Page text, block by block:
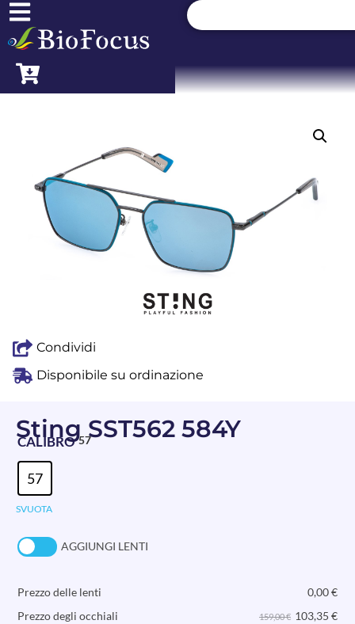
Condividi
Disponibile su ordinazione
Sting SST562 584Y
CALIBRO 57
57
SVUOTA
AGGIUNGI LENTI
Prezzo delle lenti 0,00€
Prezzo degli occhiali
159,00 € 103,35 €